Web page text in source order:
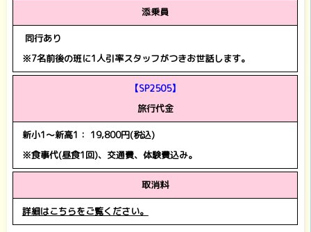
添乗員
同行あり
※7名前後の班に1人引率スタッフがつきお世話します。
【SP2505】
旅行代金
新小1～新高1： 19,800円(税込)
※食事代(昼食1回)、交通費、体験費込み。
取消料
詳細はこちらをご覧ください。